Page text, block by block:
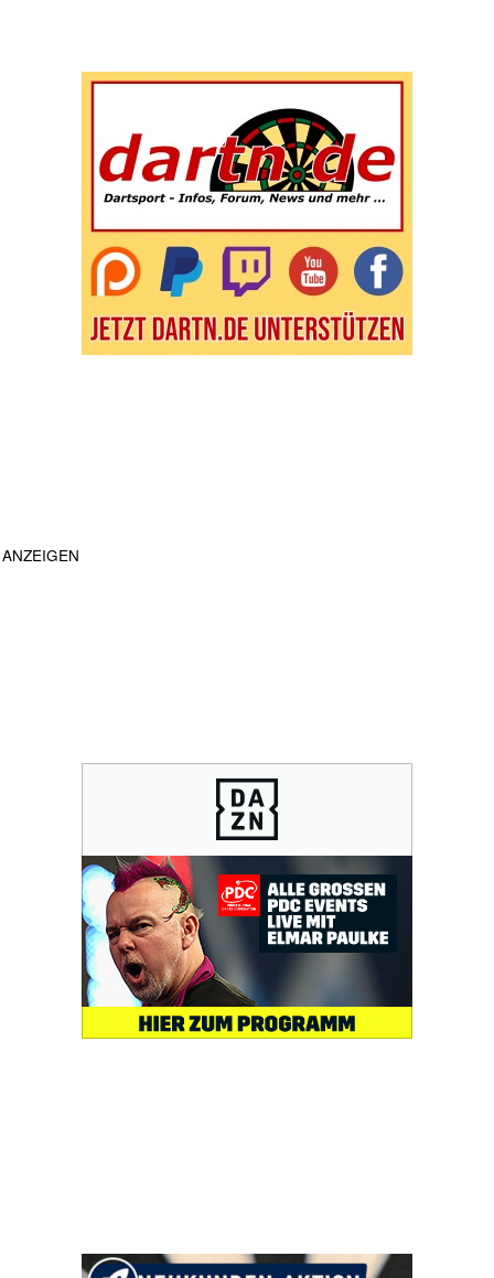
ANZEIGEN